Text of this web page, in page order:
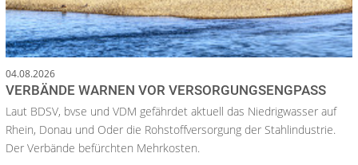
04.08.2026
VERBÄNDE WARNEN VOR VERSORGUNGSENGPASS
Laut BDSV, bvse und VDM gefährdet aktuell das Niedrigwasser auf
Rhein, Donau und Oder die Rohstoffversorgung der Stahlindustrie.
Der Verbände befürchten Mehrkosten.